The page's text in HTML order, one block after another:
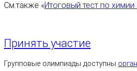
См.также «Итоговый тест по химии
Принять участие
Групповые олимпиады доступны